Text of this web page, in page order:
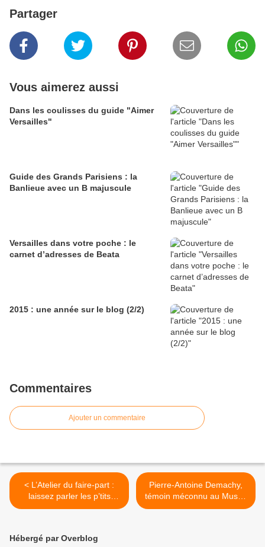
Partager
Vous aimerez aussi
Dans les coulisses du guide "Aimer
Versailles"
Guide des Grands Parisiens : la
Banlieue avec un B majuscule
Versailles dans votre poche : le
carnet d’adresses de Beata
2015 : une année sur le blog (2/2)
Commentaires
Ajouter un commentaire
< L’Atelier du faire-part :
laissez parler les p’tits
papiers !
Pierre-Antoine Demachy,
témoin méconnu au Musée
Lambinet >
Hébergé par Overblog